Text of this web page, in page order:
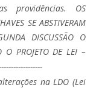
providências. OS
SE ABSTIVERAM
DISCUSSÃO O
O PROJETO DE LEI –
na LDO (Lei